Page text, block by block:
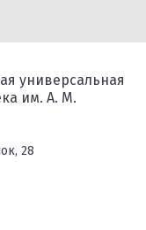
универсальная
им. А. М.
28